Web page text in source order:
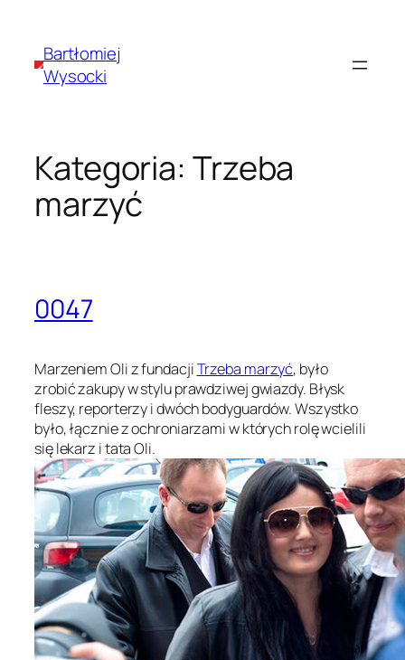
treściBartłomiej
Wysocki
Kategoria: Trzeba
marzyć
0047
Marzeniem Oli z fundacjiTrzeba marzyć, było
zrobić zakupy w stylu prawdziwej gwiazdy. Błysk
fleszy, reporterzy i dwóch bodyguardów. Wszystko
było, łącznie z ochroniarzami w których rolę wcielili
się lekarz i tata Oli.